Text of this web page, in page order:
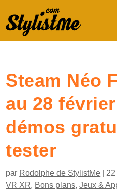
Steam Néo
au 28
démos
tester
par Rodolphe de StylistMe
VR XR, Bons plans,Jeux &